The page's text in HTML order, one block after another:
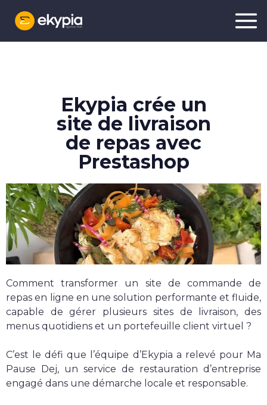
42000 Saint-Etienne
04 77 21 48 66
Vous avezune e?
Parlons-en !
Nos services
Sites internet
E-commerce
Vitrine
Ekypia crée un
site de livraison
de repas avec
Prestashop
Comment transformer un site de commande de
repas en ligne en une solution performante et fluide,
capable de gérer plusieurs sites de livraison, des
menus quotidiens et un portefeuille client virtuel ?
C’est le défi que l’équipe d’Ekypia a relevé pour Ma
Pause Dej, un service de restauration d’entreprise
engagé dans une démarche locale et responsable.